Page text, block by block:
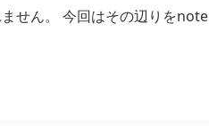
せん。 今回はその辺りを